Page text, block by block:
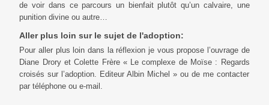
de voir dans ce parcours un bienfait plutôt qu’un calvaire, une
punition divine ou autre…
Aller plus loin sur le sujet de l'adoption:
Pour aller plus loin dans la réflexion je vous propose l’ouvrage de
Diane Drory et Colette Frère « Le complexe de Moïse : Regards
croisés sur l’adoption. Editeur Albin Michel » ou de me contacter
par téléphone ou e-mail.